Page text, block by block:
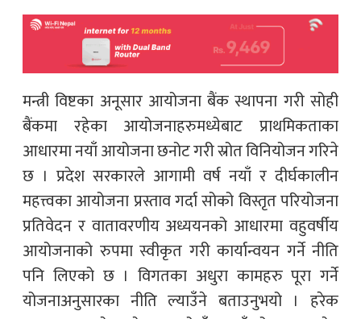
मन्त्री विष्टका अनूसार आयोजना बैंक स्थापना गरी सोही
बैंकमा रहेका आयोजनाहरुमध्येबाट प्राथमिकताका
आधारमा नयाँ आयोजना छनोट गरी स्रोत विनियोजन गरिने
छ । प्रदेश सरकारले आगामी वर्ष नयाँ र दीर्घकालीन
महत्त्वका आयोजना प्रस्ताव गर्दा सोको विस्तृत परियोजना
प्रतिवेदन र वातावरणीय अध्ययनको आधारमा वहुवर्षीय
आयोजनाको रुपमा स्वीकृत गरी कार्यान्वयन गर्ने नीति
पनि लिएको छ । विगतका अधुरा कामहरु पूरा गर्ने
योजनाअनुसारका नीति ल्याउँने बताउनुभयो । हरेक